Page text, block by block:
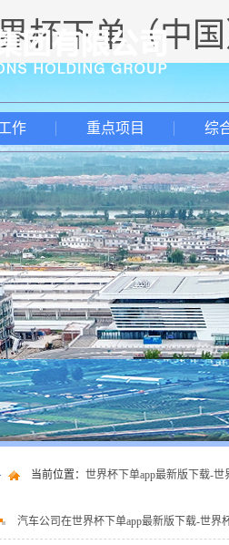
杯下单（中国
作 重点项目 综
当前位置： 世界杯下单app最新版下载-世
汽车公司在世界杯下单app最新版下载-世